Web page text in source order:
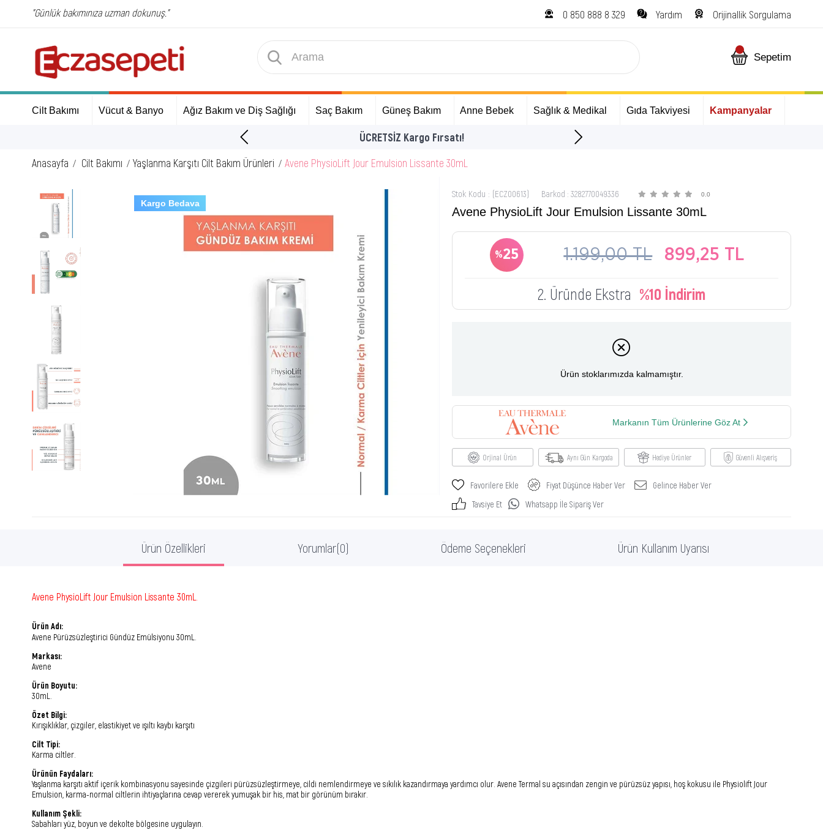
"Günlük bakımınıza uzman dokunuş." 0 850 888 8 329 Yardım Orijinallik Sorgulama
Sepetim
Cilt Bakımı Vücut & Banyo Ağız Bakım ve Diş Sağlığı Saç Bakım Güneş Bakım Anne Bebek Sağlık & Medikal Gıda Takviyesi Kampanyalar
İlk Alışverişinize Özel Hediyeler
Anasayfa
Cilt Bakımı Yaşlanma Karşıtı Cilt Bakım Ürünleri Avene PhysioLift Jour Emulsion Lissante 30mL
Kargo Bedava
Stok Kodu (ECZ00613) Barkod : 3282770049336 0.0
Avene PhysioLift Jour Emulsion Lissante 30mL
25 1.199,00 TL 899,25 TL
2. Üründe Ekstra %10 İndirim
Ürün stoklarımızda kalmamıştır.
Markanın Tüm Ürünlerine Göz At
Orjinal Ürün Aynı Gün Kargoda Hediye Ürünler Güvenli Alışveriş
Favorilere Ekle Fiyat Düşünce Haber Ver
Gelince Haber Ver
Tavsiye Et
Whatsapp İle Sipariş Ver
Ürün Özellikleri Yorumlar(0) Ödeme Seçenekleri Ürün Kullanım Uyarısı
Avene PhysioLift Jour Emulsion Lissante 30mL.
Ürün Adı:
Avene Pürüzsüzleştirici Gündüz Emülsiyonu 30mL.
Markası:
Avene
Ürün Boyutu:
30mL.
Özet Bilgi:
Kırışıklıklar, çizgiler, elastikiyet ve ışıltı kaybı karşıtı
Cilt Tipi:
Karma ciltler.
Ürünün Faydaları:
Yaşlanma karşıtı aktif içerik kombinasyonu sayesinde çizgileri pürüzsüzleştirmeye, cildi nemlendirmeye ve sıkılık kazandırmaya yardımcı olur. Avene Termal su açısından zengin ve pürüzsüz yapısı, hoş kokusu ile Physiolift Jour
Emulsion, karma-normal ciltlerin ihtiyaçlarına cevap vererek yumuşak bir his, mat bir görünüm bırakır.
Kullanım Şekli:
Sabahları yüz, boyun ve dekolte bölgesine uygulayın.